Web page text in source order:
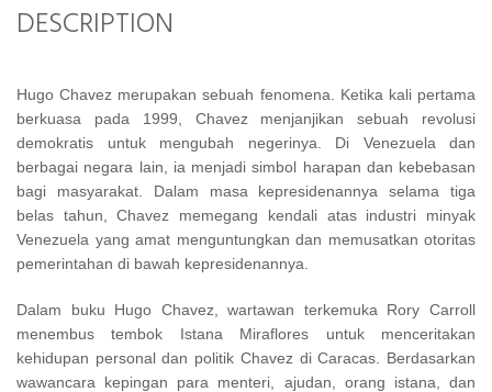
DESCRIPTION
Hugo Chavez merupakan sebuah fenomena. Ketika kali pertama
berkuasa pada 1999, Chavez menjanjikan sebuah revolusi
demokratis untuk mengubah negerinya. Di Venezuela dan
berbagai negara lain, ia menjadi simbol harapan dan kebebasan
bagi masyarakat. Dalam masa kepresidenannya selama tiga
belas tahun, Chavez memegang kendali atas industri minyak
Venezuela yang amat menguntungkan dan memusatkan otoritas
pemerintahan di bawah kepresidenannya.
Dalam buku Hugo Chavez, wartawan terkemuka Rory Carroll
menembus tembok Istana Miraflores untuk menceritakan
kehidupan personal dan politik Chavez di Caracas. Berdasarkan
wawancara kepingan para menteri, ajudan, orang istana, dan